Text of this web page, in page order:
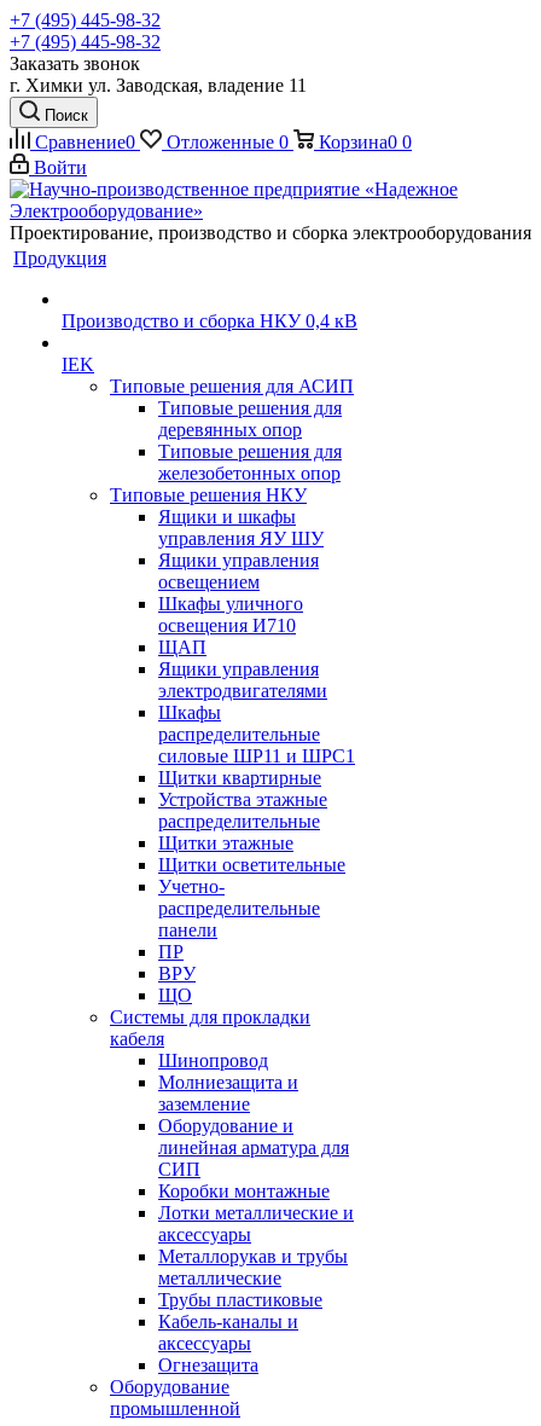
+7 (495) 445-98-32
+7 (495) 445-98-32
Заказать звонок
г. Химки ул. Заводская, владение 11
Поиск
Сравнение0 Отложенные 0 Корзина0 0
Войти
Проектирование, производство и сборка электрооборудования
Продукция
Производство и сборка НКУ 0,4 кВ
IEK
Типовые решения для АСИП
Типовые решения для
деревянных опор
Типовые решения для
железобетонных опор
Типовые решения НКУ
Ящики и шкафы
управления ЯУ ШУ
Ящики управления
освещением
Шкафы уличного
освещения И710
ЩАП
Ящики управления
электродвигателями
Шкафы
распределительные
силовые ШР11 и ШРС1
Щитки квартирные
Устройства этажные
распределительные
Щитки этажные
Щитки осветительные
Учетно-
распределительные
панели
ПР
ВРУ
ЩО
Системы для прокладки
кабеля
Шинопровод
Молниезащита и
заземление
Оборудование и
линейная арматура для
СИП
Коробки монтажные
Лотки металлические и
аксессуары
Металлорукав и трубы
металлические
Трубы пластиковые
Кабель-каналы и
аксессуары
Огнезащита
Оборудование
промышленной